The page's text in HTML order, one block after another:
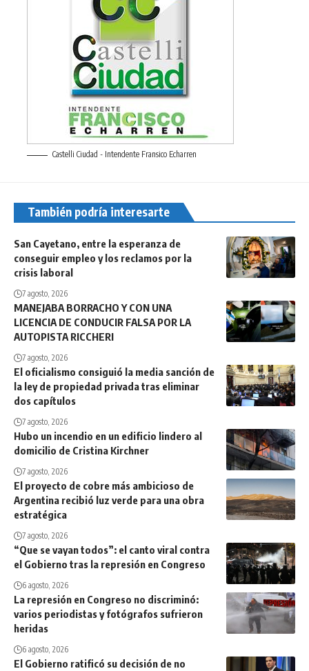
Castelli Ciudad - Intendente Fransico Echarren
También podría interesarte
San Cayetano, entre la esperanza de
conseguir empleo y los reclamos por la
crisis laboral
7 agosto, 2026
MANEJABA BORRACHO Y CON UNA
LICENCIA DE CONDUCIR FALSA POR LA
AUTOPISTA RICCHERI
7 agosto, 2026
El oficialismo consiguió la media sanción de
la ley de propiedad privada tras eliminar
dos capítulos
7 agosto, 2026
Hubo un incendio en un edificio lindero al
domicilio de Cristina Kirchner
7 agosto, 2026
El proyecto de cobre más ambicioso de
Argentina recibió luz verde para una obra
estratégica
7 agosto, 2026
“Que se vayan todos”: el canto viral contra
el Gobierno tras la represión en Congreso
6 agosto, 2026
La represión en Congreso no discriminó:
varios periodistas y fotógrafos sufrieron
heridas
6 agosto, 2026
El Gobierno ratificó su decisión de no